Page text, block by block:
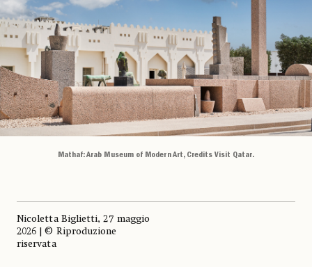
Mathaf: Arab Museum of Modern Art, Credits Visit Qatar.
Nicoletta Biglietti, 27 maggio
2026 | © Riproduzione
riservata